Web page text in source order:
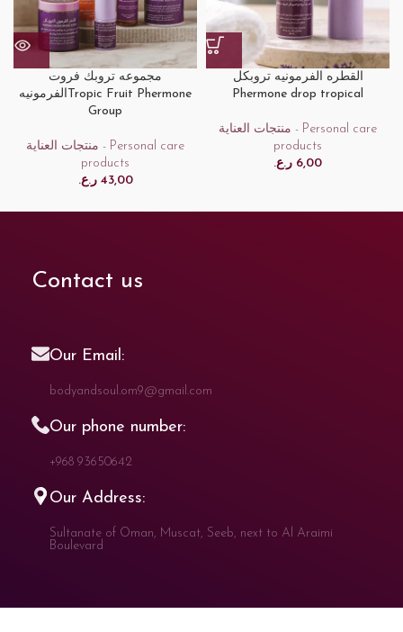
مجموعه تروبك فروت
الفرمونيهTropic Fruit Phermone
Group
منتجات العناية - Personal care
products
43,00 ر.ع.
القطره الفرمونيه تروبكل
Phermone drop tropical
منتجات العناية - Personal care
products
6,00 ر.ع.
Contact us
Our Email:
bodyandsoul.om9@gmail.com
Our phone number:
+968 93650642
Our Address:
Sultanate of Oman, Muscat, Seeb, next to Al Araimi
Boulevard